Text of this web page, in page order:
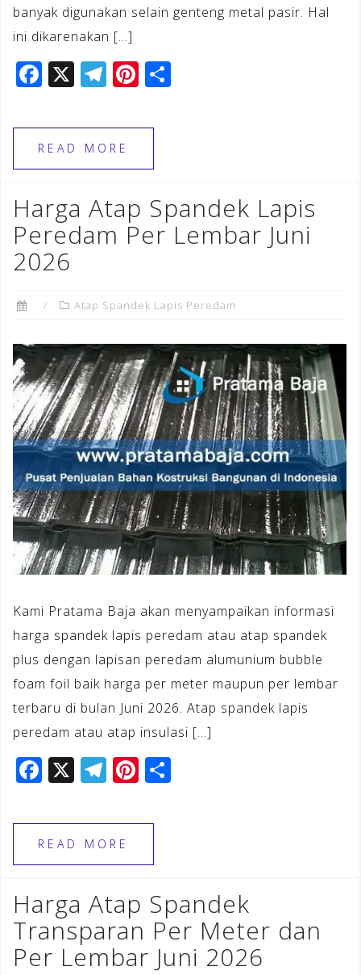
banyak digunakan selain genteng metal pasir. Hal
ini dikarenakan […]
F
c
e
b
o
o
k
X T
e
gr
a
m
Pi
te
e
st
READ MORE
Harga Atap Spandek Lapis
Peredam Per Lembar Juni
2026
Atap Spandek Lapis Peredam
Kami Pratama Baja akan menyampaikan informasi
harga spandek lapis peredam atau atap spandek
plus dengan lapisan peredam alumunium bubble
foam foil baik harga per meter maupun per lembar
terbaru di bulan Juni 2026. Atap spandek lapis
peredam atau atap insulasi […]
F
c
e
b
o
o
k
X T
e
gr
a
m
Pi
te
e
st
READ MORE
Harga Atap Spandek
Transparan Per Meter dan
Per Lembar Juni 2026